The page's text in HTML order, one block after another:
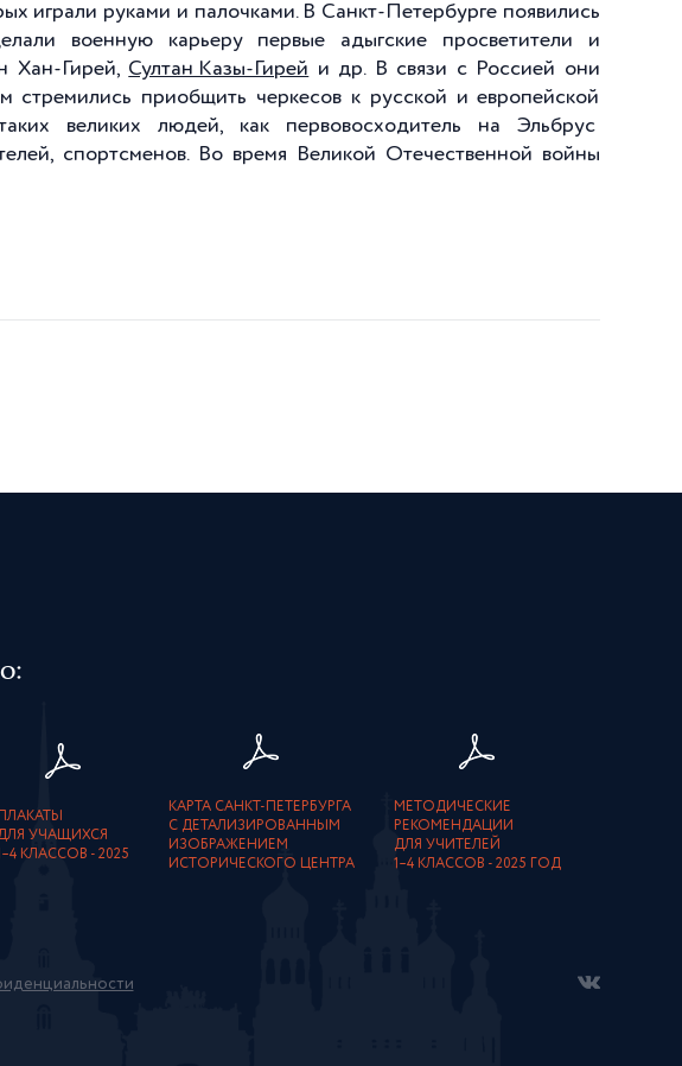
играли руками и палочками. В Санкт-Петербурге появились
военную карьеру первые адыгские просветители и
Хан-Гирей, Султан Казы-Гирей и др. В связи с Россией они
приобщить черкесов к русской и европейской
великих людей, как первовосходитель на Эльбрус
спортсменов. Во время Великой Отечественной войны
УЧАЩИХСЯ
КЛАССОВ - 2025
КАРТА САНКТ-ПЕТЕРБУРГА
С ДЕТАЛИЗИРОВАННЫМ
ИЗОБРАЖЕНИЕМ
ИСТОРИЧЕСКОГО ЦЕНТРА
МЕТОДИЧЕСКИЕ
РЕКОМЕНДАЦИИ
ДЛЯ УЧИТЕЛЕЙ
1–4 КЛАССОВ - 2025 ГОД